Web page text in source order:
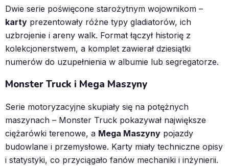
Dwie serie poświęcone starożytnym wojownikom –
karty prezentowały różne typy gladiatorów, ich
uzbrojenie i areny walk. Format łączył historię z
kolekcjonerstwem, a komplet zawierał dziesiątki
numerów do uzupełnienia w albumie lub segregatorze.
Monster Truck i Mega Maszyny
Serie motoryzacyjne skupiały się na potężnych
maszynach – Monster Truck pokazywał największe
ciężarówki terenowe, a Mega Maszyny pojazdy
budowlane i przemysłowe. Karty miały techniczne opisy
i statystyki, co przyciągało fanów mechaniki i inżynierii.